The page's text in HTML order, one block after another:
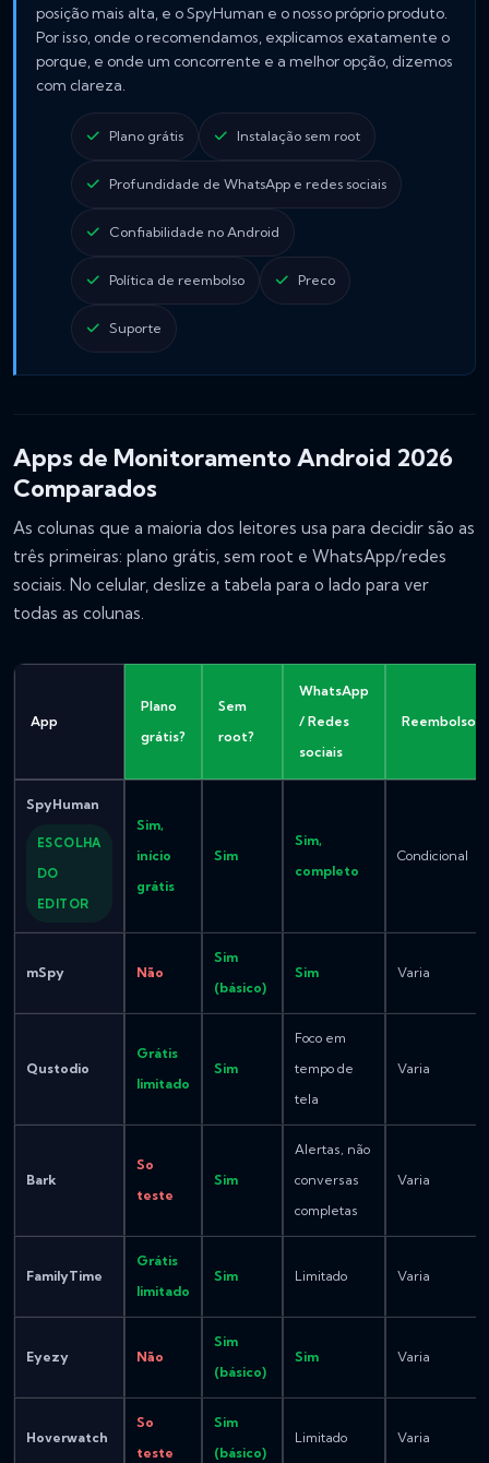
posição mais alta, e o SpyHuman e o nosso próprio produto.
Por isso, onde o recomendamos, explicamos exatamente o
porque, e onde um concorrente e a melhor opção, dizemos
com clareza.
Plano grátis Instalação sem root
Profundidade de WhatsApp e redes sociais
Confiabilidade no Android
Política de reembolso Preco
Suporte
Apps de Monitoramento Android 2026
Comparados
As colunas que a maioria dos leitores usa para decidir são as
três primeiras: plano grátis, sem root e WhatsApp/redes
sociais. No celular, deslize a tabela para o lado para ver
todas as colunas.
App
Plano
grátis?
Sem
root?
WhatsApp
/ Redes
sociais
Reembolso
SpyHuman
ESCOLHA
DO
EDITOR
Sim,
início
grátis
Sim
Sim,
completo
Condicional
mSpy Não
Sim
(básico)
Sim Varia
Qustodio
Grátis
limitado
Sim
Foco em
tempo de
tela
Varia
Bark
So
teste
Sim
Alertas, não
conversas
completas
Varia
FamilyTime
Grátis
limitado
Sim Limitado Varia
Eyezy Não
Sim
(básico)
Sim Varia
Hoverwatch
So
teste
Sim
(básico)
Limitado Varia